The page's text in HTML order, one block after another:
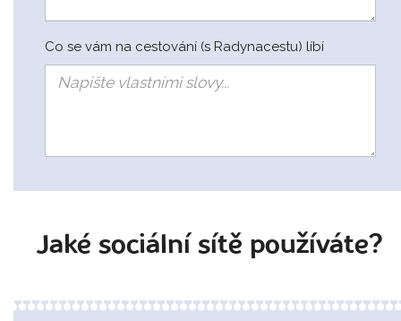
Co se vám na cestování (s Radynacestu) líbí
Jaké sociální sítě používáte?